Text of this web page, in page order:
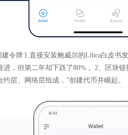
令牌 1.直接安装鲍威尔的Libra白皮书
，但第二年却下跌了80%， 2、区块
层、网络层组成，”创建代币并崛起。